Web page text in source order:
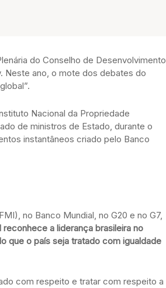
do Conselho de Desenvolvimento
Neste ano, o mote dos debates do
Nacional da Propriedade
de ministros de Estado, durante o
instantâneos criado pelo Banco
no Banco Mundial, no G20 e no G7,
a liderança brasileira no
que o país seja tratado com igualdade
com respeito e tratar com respeito a